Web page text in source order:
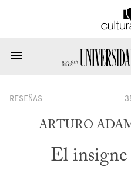
RESEÑAS
ARTURO
El